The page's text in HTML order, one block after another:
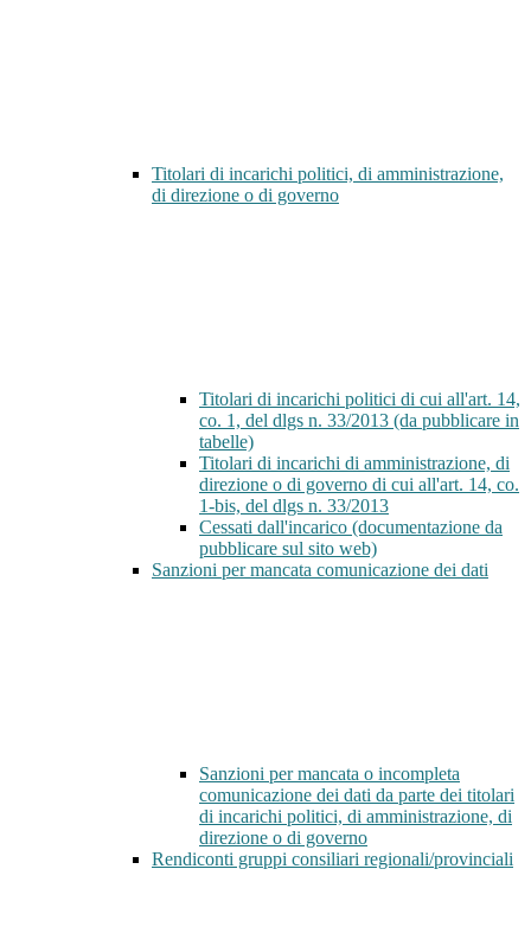
Titolari di incarichi politici, di amministrazione,
di direzione o di governo
Titolari di incarichi politici di cui all'art. 14,
co. 1, del dlgs n. 33/2013 (da pubblicare in
tabelle)
Titolari di incarichi di amministrazione, di
direzione o di governo di cui all'art. 14, co.
1-bis, del dlgs n. 33/2013
Cessati dall'incarico (documentazione da
pubblicare sul sito web)
Sanzioni per mancata comunicazione dei dati
Sanzioni per mancata o incompleta
comunicazione dei dati da parte dei titolari
di incarichi politici, di amministrazione, di
direzione o di governo
Rendiconti gruppi consiliari regionali/provinciali